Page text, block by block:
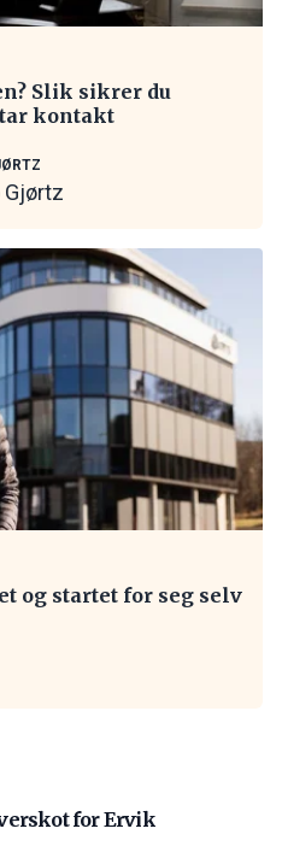
Slik sikrer du
kontakt
og startet for seg selv
for Ervik